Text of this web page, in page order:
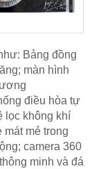
Bảng đồng
màn hình
điều hòa tự
lọc không khí
mát mẻ trong
camera 360
minh và đá